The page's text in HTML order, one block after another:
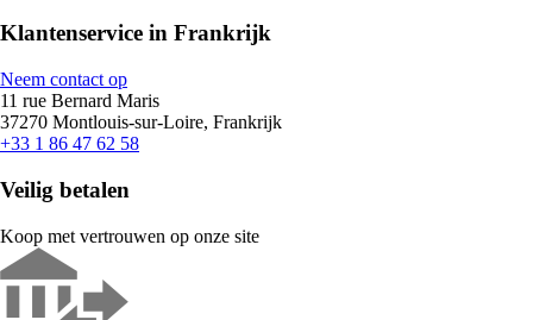
Klantenservice in Frankrijk
Neem contact op
11 rue Bernard Maris
37270 Montlouis-sur-Loire, Frankrijk
+33 1 86 47 62 58
Veilig betalen
Koop met vertrouwen op onze site